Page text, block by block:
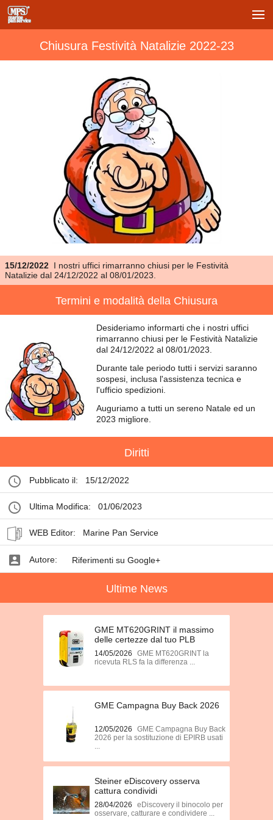
Chiusura Festività Natalizie 2022-23
15/12/2022 I nostri uffici rimarranno chiusi per le Festività
Natalizie dal 24/12/2022 al 08/01/2023.
Termini e modalità della Chiusura
Desideriamo informarti che i nostri uffici
rimarranno chiusi per le Festività Natalizie
dal 24/12/2022 al 08/01/2023.
Durante tale periodo tutti i servizi saranno
sospesi, inclusa l'assistenza tecnica e
l'ufficio spedizioni.
Auguriamo a tutti un sereno Natale ed un
2023 migliore.
Diritti
Pubblicato il: 15/12/2022
Ultima Modifica: 01/06/2023
WEB Editor: Marine Pan Service
Autore: Riferimenti su Google+
Ultime News
GME MT620GRINT il massimo
delle certezze dal tuo PLB
14/05/2026
GME MT620GRINT la
ricevuta RLS fa la differenza ...
GME Campagna Buy Back 2026
12/05/2026
GME Campagna Buy Back
2026 per la sostituzione di EPIRB usati
Steiner eDiscovery osserva
cattura condividi
28/04/2026
eDiscovery il binocolo per
osservare, catturare e condividere ...